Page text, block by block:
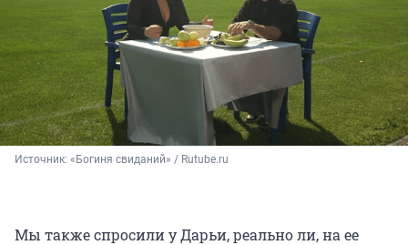
Источник: «Богиня свиданий» / Rutube.ru
Мы также спросили у Дарьи, реально ли, на ее